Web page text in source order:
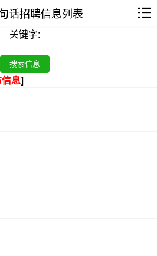
话招聘信息列表
关键字:
息]